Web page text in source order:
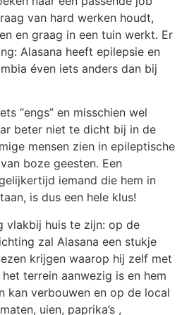
van hard werken houdt,
en graag in een tuin werkt. Er
Alasana heeft epilepsie en
éven iets anders dan bij
“engs” en misschien wel
beter niet te dicht bij in de
mensen zien in epileptische
boze geesten. Een
iemand die hem in
is dus een hele klus!
vlakbij huis te zijn: op de
zal Alasana een stukje
krijgen waarop hij zelf met
terrein aanwezig is en hem
kan verbouwen en op de local
uien, paprika’s ,